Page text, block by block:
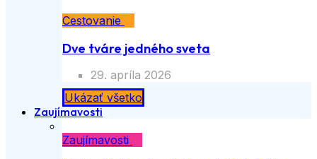
Cestovanie
Dve tváre jedného sveta
29. apríla 2026
Ukázať všetko
Zaujímavosti
Zaujímavosti